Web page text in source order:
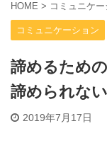
HOME > コミュニケー
コミュニケーション
諦めるため
諦められな
2019年7月17日